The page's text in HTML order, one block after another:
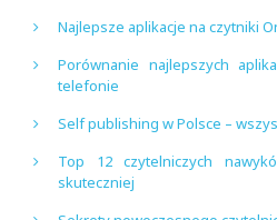
Najlepsze aplikacje na czytniki
Porównanie najlepszych
telefonie
Self publishing w Polsce –
Top 12 czytelniczych
skuteczniej